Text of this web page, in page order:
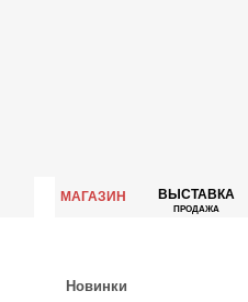
МАГАЗИН ВЫСТАВКА
ПРОДАЖА
Новинки